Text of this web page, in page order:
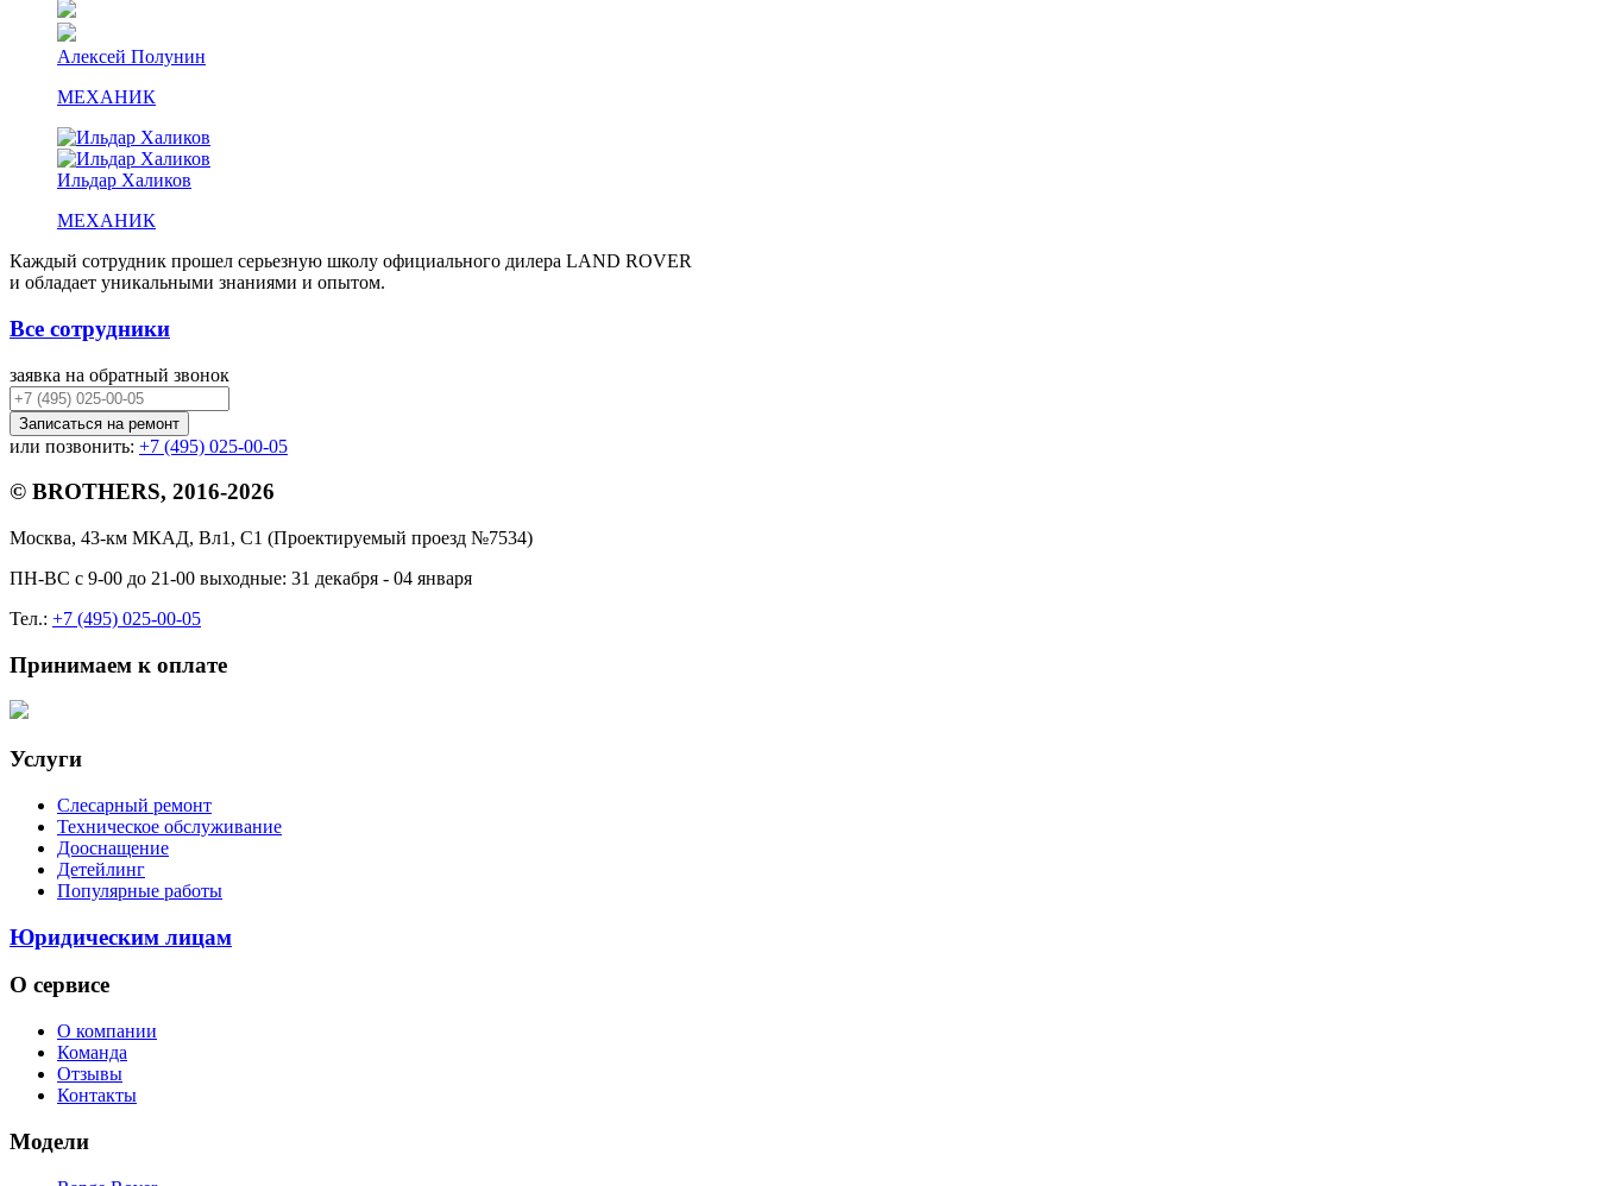
Алексей Полунин
МЕХАНИК
Ильдар Халиков
МЕХАНИК
Каждый сотрудник прошел серьезную школу официального дилера LAND ROVER
и обладает уникальными знаниями и опытом.
Все сотрудники
заявка на обратный звонок
Записаться на ремонт
или позвонить: +7 (495) 025-00-05
© BROTHERS, 2016-2026
Москва, 43-км МКАД, Вл1, С1 (Проектируемый проезд №7534)
ПН-ВС с 9-00 до 21-00 выходные: 31 декабря - 04 января
Тел.: +7 (495) 025-00-05
Принимаем к оплате
Услуги
Слесарный ремонт
Техническое обслуживание
Дооснащение
Детейлинг
Популярные работы
Юридическим лицам
О сервисе
О компании
Команда
Отзывы
Контакты
Модели